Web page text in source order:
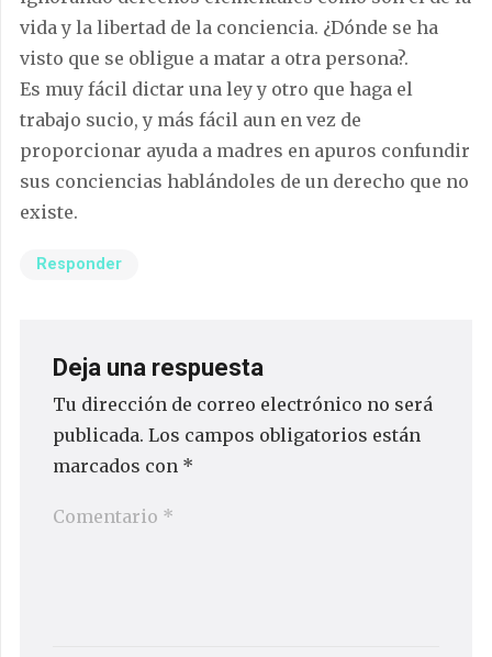
vida y la libertad de la conciencia. ¿Dónde se ha
visto que se obligue a matar a otra persona?.
Es muy fácil dictar una ley y otro que haga el
trabajo sucio, y más fácil aun en vez de
proporcionar ayuda a madres en apuros confundir
sus conciencias hablándoles de un derecho que no
existe.
Responder
Deja una respuesta
Tu dirección de correo electrónico no será
publicada. Los campos obligatorios están
marcados con *